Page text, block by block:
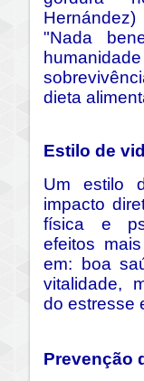
Hernández)
"Nada
dieta
Estilo de
Um estilo
impacto
física e
efeitos
em: boa
vitalidade,
do estresse
Prevenção